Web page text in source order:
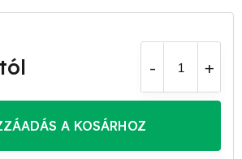
A KOSÁRHOZ